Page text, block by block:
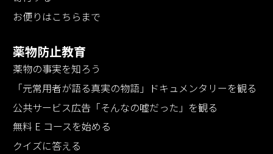
お便りはこちらまで
薬物防止教育
薬物の事実を知ろう
「元常用者が語る真実の物語」 ドキュメンタリーを観る
公共サービス広告「そんなの嘘だった」を観る
無料 E コースを始める
クイズに答える